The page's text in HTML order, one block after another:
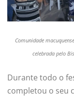
Comunidade
celebrada pelo
Durante todo o
completou o seu